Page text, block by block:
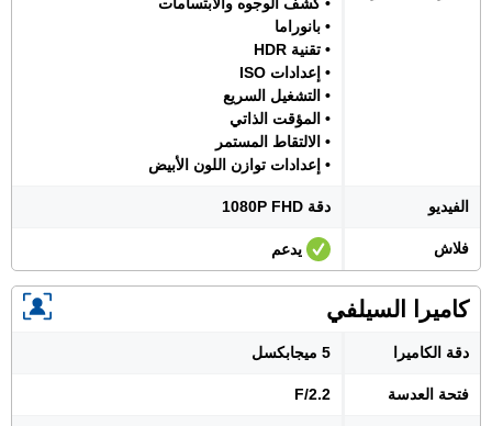
• بانوراما
• تقنية HDR
• إعدادات ISO
• التشغيل السريع
• المؤقت الذاتي
• الالتقاط المستمر
• إعدادات توازن اللون الأبيض
الفيديو دقة 1080P FHD
فلاش يدعم
كاميرا السيلفي
دقة الكاميرا 5 ميجابكسل
فتحة العدسة F/2.2